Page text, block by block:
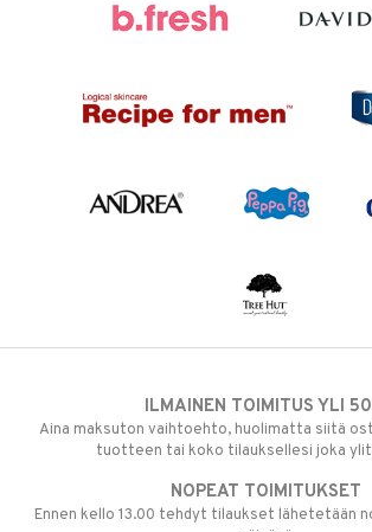
ILMAINEN TOIMITUS YLI
Aina maksuton vaihtoehto, huolimatta siitä
tuotteen tai koko tilauksellesi joka
NOPEAT TOIMITUKSET
Ennen kello 13.00 tehdyt tilaukset lähetetään